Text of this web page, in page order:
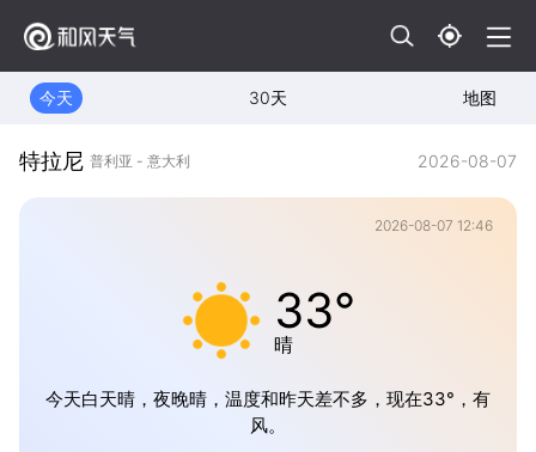
今天 30天 地图
特拉尼 普利亚 - 意大利 2026-08-07
2026-08-07 12:46
33°
晴
今天白天晴，夜晚晴，温度和昨天差不多，现在33°，有
风。